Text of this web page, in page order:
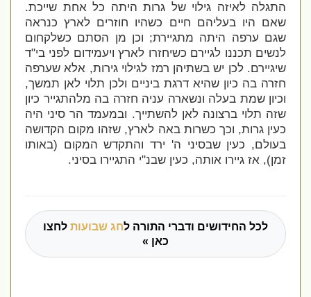
התגלה לאיזה גילוי של גרות היתה כל אחת שייכת.
שאם היו בעליהם חיים כשהיו חוזרים לארץ כנראה
שגם ערפה היתה מתגיירת; וכן מן הסתם כשלקחום
לנשים תכננו לגיירם כשיחזרו לארץ ויעמידום לפני בי"ד
שיגיירם. לכן יש בשתיהן רמז לגילוי גירות, אלא שערפה
חזרה בה כיון שהיא דרגת ביניים ולכן תלוי לאן תמשך,
וכיון שמת בעלה ונשארה עניה חזרה בה מלהתגייר כיון
שזה תלוי ברצונה לאן להשתייך. ובמעמד הר סיני היה
כעין גרות, וכך כשרות באה לארץ, שזהו מקום הקדושה
בעולם, כעין שבסיני ה' ירד והתקדש המקום (באותו
זמן), אז גיירו אותה, כעין שבנ"י התגיירו בסיני.
לכל החידושים ודברי התורה לחג שבועותלחצו
כאן »